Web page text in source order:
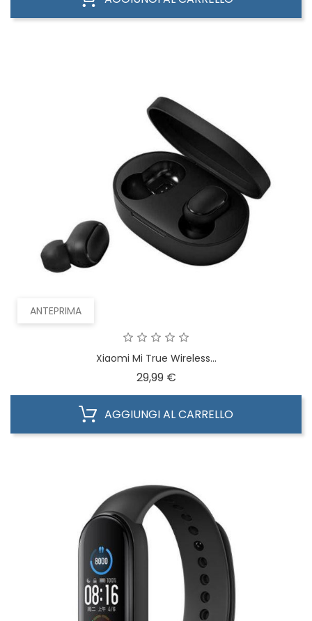
ANTEPRIMA
Xiaomi Mi True Wireless...
29,99 €Prezzo
AGGIUNGI AL CARRELLO